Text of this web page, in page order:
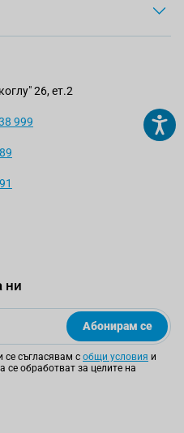
26, ет.2
999
ни
Абонирам се
съгласявам с общи условия и
се обработват за целите на